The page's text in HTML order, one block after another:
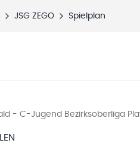
JSG ZEGO Spielplan
- C-Jugend Bezirksoberliga